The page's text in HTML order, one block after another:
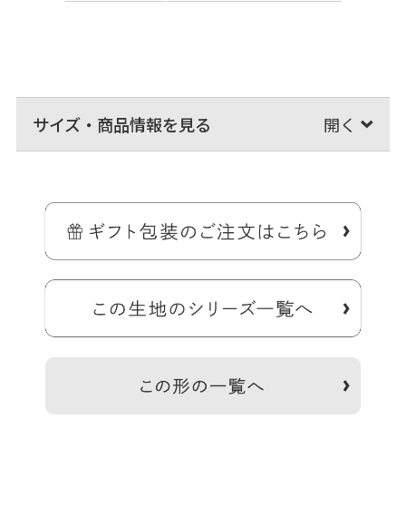
サイズ・商品情報を見る
大きな荷物もザクザク収納、ラフに持てるショルダーバッグ。
立体的に膨らんだ外ポケットが付いており、シンプルな作りで出し入
れしやすい大きめバッグ。マザーズバッグとしてもおススメです。